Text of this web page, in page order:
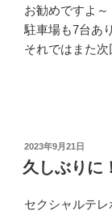
お勧めですよ～
駐車場も7台あ
それではまた次
投
稿
日:
2023年9月21日
久しぶりに
セクシャルテレ